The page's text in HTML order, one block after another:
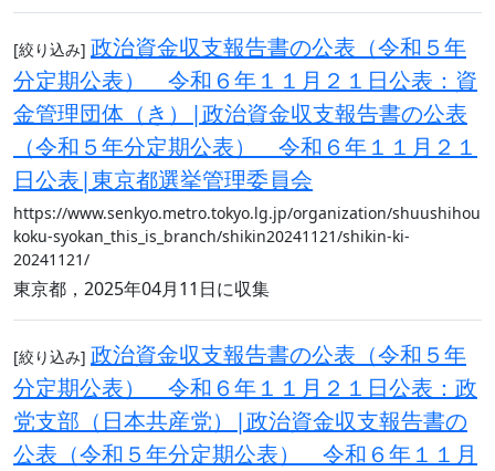
[絞り込み] 政治資金収支報告書の公表（令和５年
分定期公表） 令和６年１１月２１日公表：資
金管理団体（き）|政治資金収支報告書の公表
（令和５年分定期公表） 令和６年１１月２１
日公表|東京都選挙管理委員会
https://www.senkyo.metro.tokyo.lg.jp/organization/shuushihou
koku-syokan_this_is_branch/shikin20241121/shikin-ki-
20241121/
東京都，2025年04月11日に収集
[絞り込み] 政治資金収支報告書の公表（令和５年
分定期公表） 令和６年１１月２１日公表：政
党支部（日本共産党）|政治資金収支報告書の
公表（令和５年分定期公表） 令和６年１１月